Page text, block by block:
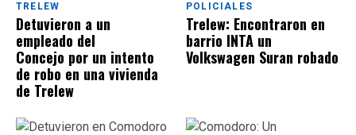
TRELEW
Detuvieron a un
empleado del
Concejo por un intento
de robo en una vivienda
de Trelew
POLICIALES
Trelew: Encontraron en
barrio INTA un
Volkswagen Suran robado